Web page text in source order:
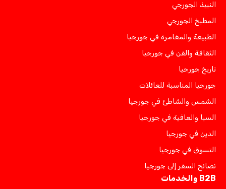
النبيذ الجورجي
المطبخ الجورجي
الطبيعة والمغامرة في جورجيا
الثقافة والفن في جورجيا
تاريخ جورجيا
جورجيا المناسبة للعائلات
الشمس والشاطئ في جورجيا
السبا والعافية في جورجيا
الدين في جورجيا
التسوق في جورجيا
نصائح السفر إلى جورجيا
B2B والخدمات